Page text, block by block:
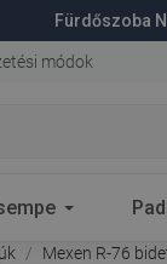
Fürdőszoba
módok
Mexen R-76